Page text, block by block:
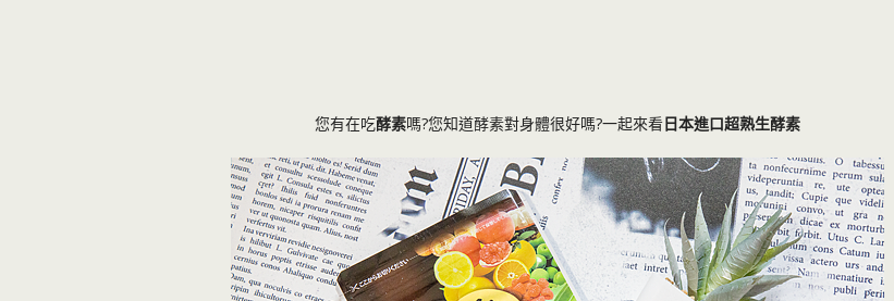
您有在吃酵素嗎?您知道酵素對身體很好嗎?一起來看日本進口超熟生酵素